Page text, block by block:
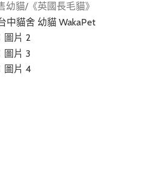
幼貓/《英國長毛貓》